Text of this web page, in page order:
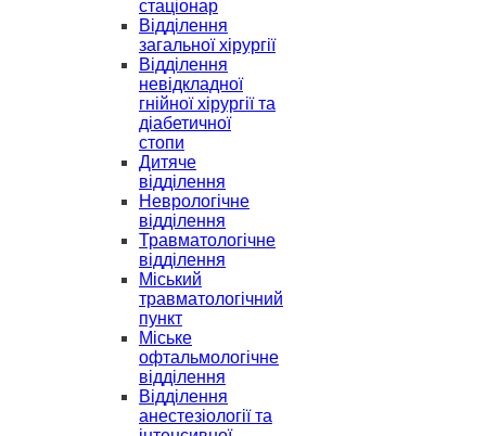
стаціонар
Відділення
загальної хірургії
Відділення
невідкладної
гнійної хірургії та
діабетичної
стопи
Дитяче
відділення
Неврологічне
відділення
Травматологічне
відділення
Міський
травматологічний
пункт
Міське
офтальмологічне
відділення
Відділення
анестезіології та